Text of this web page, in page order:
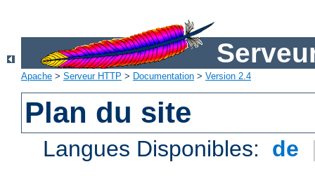
Apache > Serveur HTTP > Documentation > Version 2.4
Plan du site
Langues Disponibles: de